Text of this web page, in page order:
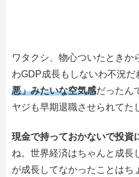
ワタクシ、物心ついたときか
わGDP成長もしないわ不況だ
悪」みたいな空気感だったん
ヤジも早期退職させられてた
現金で持っておかないで投資
ね。世界経済はちゃんと成長
が成長してなかったことはち